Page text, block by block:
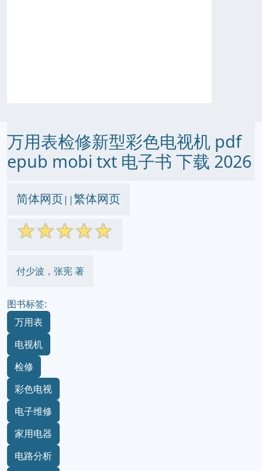
万用表检修新型彩色电视机 pdf
epub mobi txt 电子书 下载 2026
简体网页||繁体网页
☆☆☆☆☆
付少波，张宪 著
图书标签:
万用表
电视机
检修
彩色电视
电子维修
家用电器
电路分析